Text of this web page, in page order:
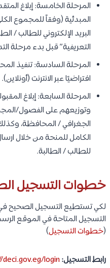
المرحلة الخامسة: إبلاغ
المبدئية (وفقاً للمجموع
البريد الإلكتروني للطالب /
التعريفية” قبل بدء مرحلة
المرحلة السادسة: تنفيذ
افتراضيًا عبر الانترنت (أونلاين).
المرحلة السابعة: إبلاغ
وتوزيعهم على الفصول/
الجغرافي / المحافظة،
الكامل للمنحة من خلال
للطالب / الطالبة.
خطوات التسجيل
لكي تستطيع التسجيل الصحيح
التسجيل المتاحة في الموقع
(خطوات التسجيل)
رابط التسجيل:login